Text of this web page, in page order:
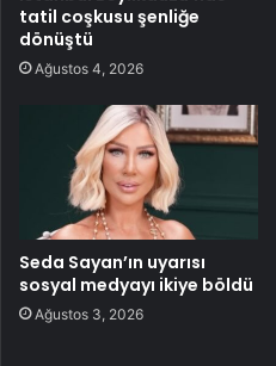
tatil coşkusu şenliğe
dönüştü
Ağustos 4, 2026
Seda Sayan’ın uyarısı
sosyal medyayı ikiye böldü
Ağustos 3, 2026